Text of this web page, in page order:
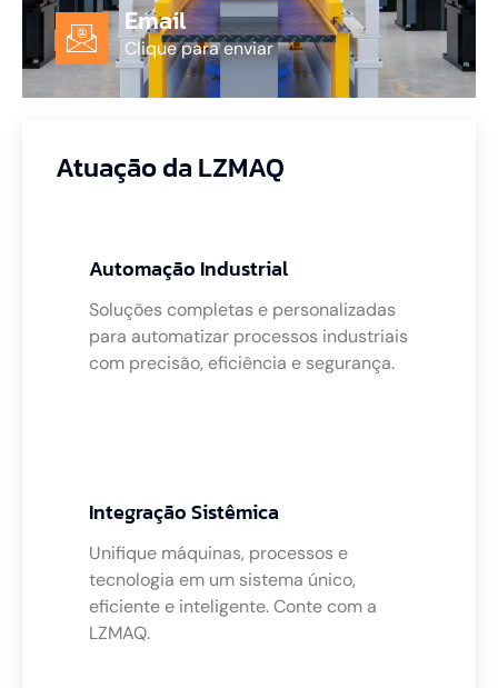
Email
Clique para enviar
Atuação da LZMAQ
Automação Industrial
Soluções completas e personalizadas
para automatizar processos industriais
com precisão, eficiência e segurança.
Integração Sistêmica
Unifique máquinas, processos e
tecnologia em um sistema único,
eficiente e inteligente. Conte com a
LZMAQ.